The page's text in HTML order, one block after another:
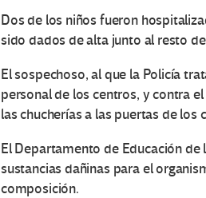
Dos de los niños fueron
sido dados de alta junto al resto
El sospechoso, al que la Policía
personal de los centros, y contra
las chucherías a las puertas de los
El Departamento de Educación
sustancias dañinas para el
composición.